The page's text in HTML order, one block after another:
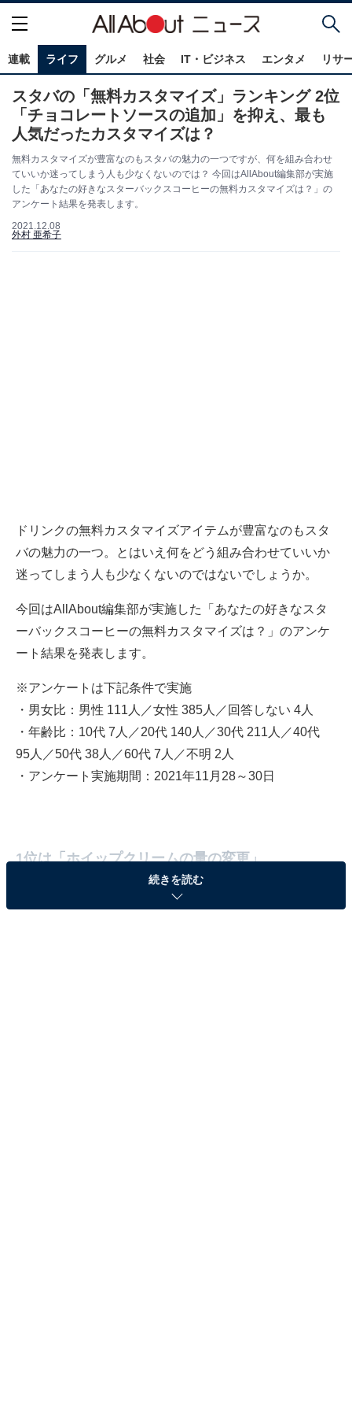
連載 ライフ グルメ 社会 IT・ビジネス エンタメ リサ
スタバの「無料カスタマイズ」ランキング 2位
「チョコレートソースの追加」を抑え、最も
人気だったカスタマイズは？
無料カスタマイズが豊富なのもスタバの魅力の一つですが、何を組み合わせ
ていいか迷ってしまう人も少なくないのでは？ 今回はAllAbout編集部が実施
した「あなたの好きなスターバックスコーヒーの無料カスタマイズは？」の
アンケート結果を発表します。
2021.12.08
外村 亜希子
ドリンクの無料カスタマイズアイテムが豊富なのもスタ
バの魅力の一つ。とはいえ何をどう組み合わせていいか
迷ってしまう人も少なくないのではないでしょうか。
今回はAllAbout編集部が実施した「あなたの好きなスタ
ーバックスコーヒーの無料カスタマイズは？」のアンケ
ート結果を発表します。
※アンケートは下記条件で実施
・男女比：男性 111人／女性 385人／回答しない 4人
・年齢比：10代 7人／20代 140人／30代 211人／40代
95人／50代 38人／60代 7人／不明 2人
・アンケート実施期間：2021年11月28～30日
1位は「ホイップクリームの量の変更」
以下に示したのは、「あなたの好きなスターバックスコ
続きを読む